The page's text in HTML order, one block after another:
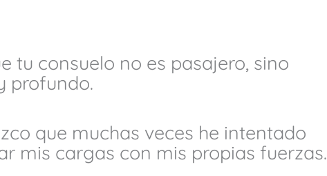
tu consuelo no es pasajero, sino
profundo.
que muchas veces he intentado
mis cargas con mis propias fuerzas.